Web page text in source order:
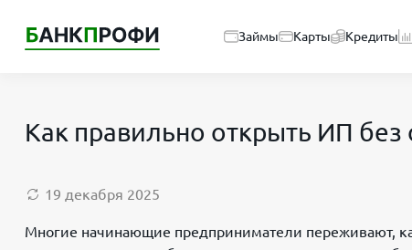
Займы Карты Кредиты
Как правильно открыть ИП
19 декабря 2025
Многие начинающие предприниматели переживают,